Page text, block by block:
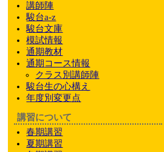
講師陣
駿台a-z
駿台文庫
模試情報
通期教材
通期 コース情報
クラス別講師陣
駿台生の心構え
年度別変更点
講習について
春期講習
夏期講習